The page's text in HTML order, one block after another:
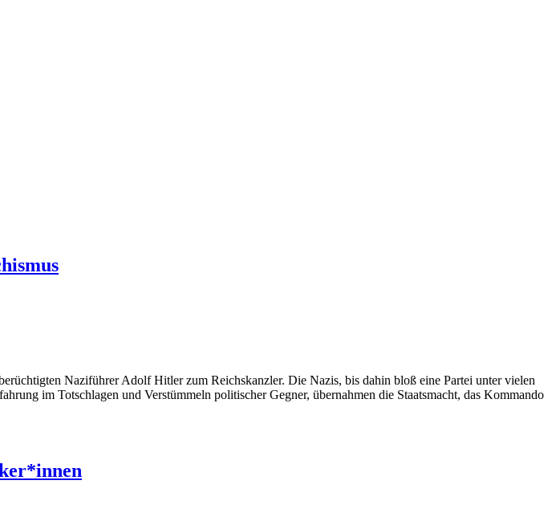
Naziführer Adolf Hitler zum Reichskanzler. Die Nazis, bis dahin bloß eine Partei unter vielen
im Totschlagen und Verstümmeln politischer Gegner, übernahmen die Staatsmacht, das Kommando